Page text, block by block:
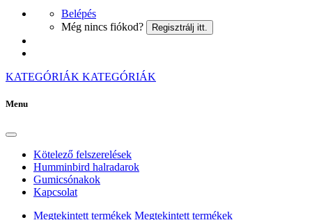
Belépés
Még nincs fiókod?
Regisztrálj itt.
KATEGÓRIÁK KATEGÓRIÁK
Menu
Kötelező felszerelések
Humminbird halradarok
Gumicsónakok
Kapcsolat
Megtekintett termékek Megtekintett termékek